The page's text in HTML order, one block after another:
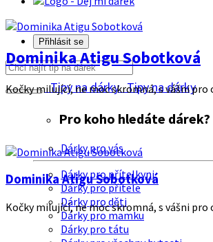
Přihlásit se
Tipy na dárkyTipy na dárky
Pro koho hledáte dárek?
Dárky pro vás
Dárky pro přítelkyni
Dárky pro přítele
Dárky pro děti
Dárky pro mamku
Dárky pro tátu
Dominika Atigu Sobotková
Kočky milující, ne moc skromná, s vášni pro
Dominika Atigu Sobotková
Kočky milující, ne moc skromná, s vášni pro